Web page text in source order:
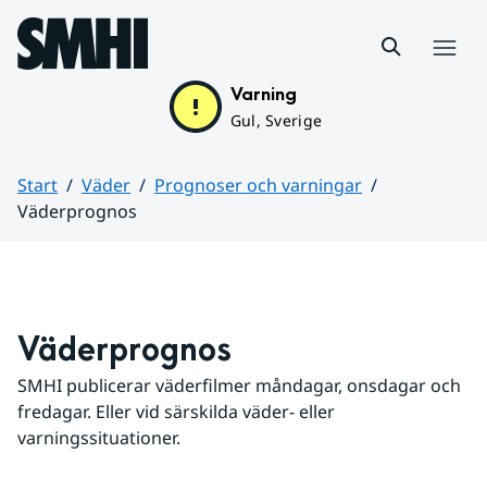
Hoppa till sidans innehåll
Varning
Gul, Sverige
Start Väder
Prognoser och varningar
Väderprognos
Väderprognos
SMHI publicerar väderfilmer måndagar, onsdagar och
fredagar. Eller vid särskilda väder- eller
varningssituationer.